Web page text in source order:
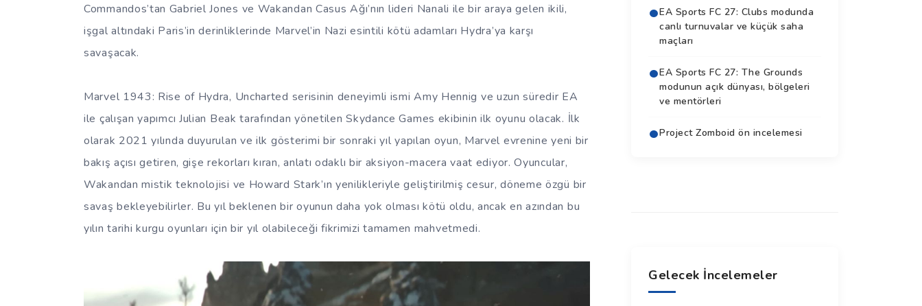
Commandos’tan Gabriel Jones ve Wakandan Casus Ağı’nın lideri Nanali ile bir araya gelen ikili,
işgal altındaki Paris’in derinliklerinde Marvel’in Nazi esintili kötü adamları Hydra’ya karşı
savaşacak.
Marvel 1943: Rise of Hydra, Uncharted serisinin deneyimli ismi Amy Hennig ve uzun süredir EA
ile çalışan yapımcı Julian Beak tarafından yönetilen Skydance Games ekibinin ilk oyunu olacak. İlk
olarak 2021 yılında duyurulan ve ilk gösterimi bir sonraki yıl yapılan oyun, Marvel evrenine yeni bir
bakış açısı getiren, gişe rekorları kıran, anlatı odaklı bir aksiyon-macera vaat ediyor. Oyuncular,
Wakandan mistik teknolojisi ve Howard Stark’ın yenilikleriyle geliştirilmiş cesur, döneme özgü bir
savaş bekleyebilirler. Bu yıl beklenen bir oyunun daha yok olması kötü oldu, ancak en azından bu
yılın tarihi kurgu oyunları için bir yıl olabileceği fikrimizi tamamen mahvetmedi.
EA Sports FC 27: Clubs modunda
canlı turnuvalar ve küçük saha
maçları
EA Sports FC 27: The Grounds
modunun açık dünyası, bölgeleri
ve mentörleri
Project Zomboid ön incelemesi
Gelecek İncelemeler